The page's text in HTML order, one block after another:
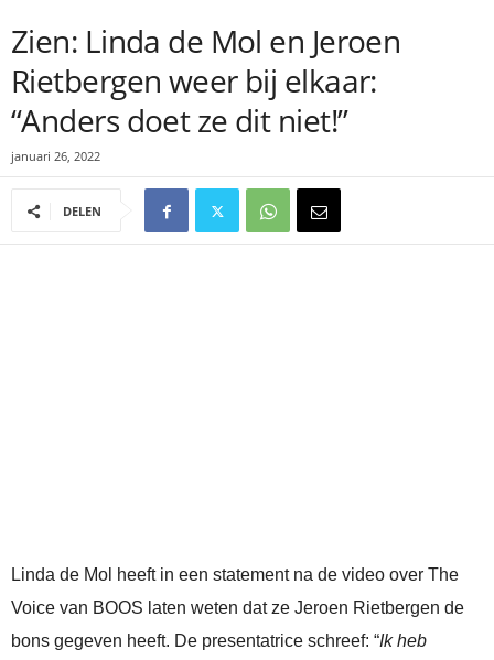
Zien: Linda de Mol en Jeroen
Rietbergen weer bij elkaar:
“Anders doet ze dit niet!”
januari 26, 2022
DELEN
Linda de Mol heeft in een statement na de video over The
Voice van BOOS laten weten dat ze Jeroen Rietbergen de
bons gegeven heeft. De presentatrice schreef: “Ik heb